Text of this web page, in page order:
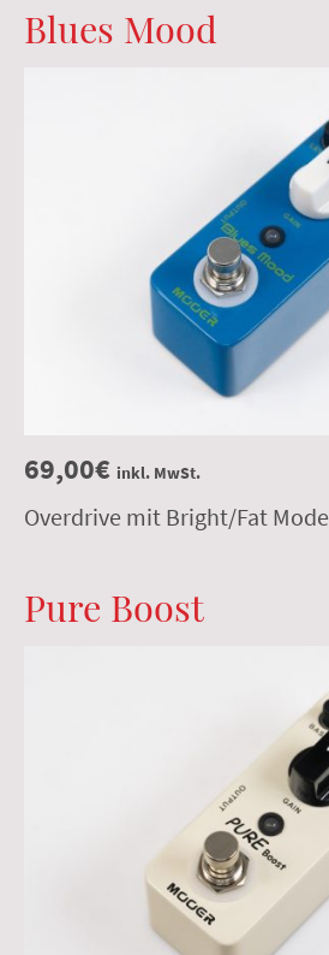
Blues Mood
69,00€ inkl. MwSt.
Overdrive mit Bright/Fat Mode
Pure Boost